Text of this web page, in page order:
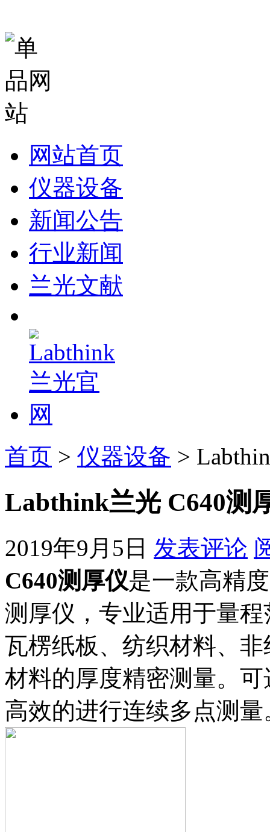
网站首页
仪器设备
新闻公告
行业新闻
兰光文献
首页 > 仪器设备 >
Labthink兰光 C640测
2019年9月5日 发表评论
C640测厚仪是一款高精
测厚仪，专业适用于量
瓦楞纸板、纺织材料、
材料的厚度精密测量。
高效的进行连续多点测量